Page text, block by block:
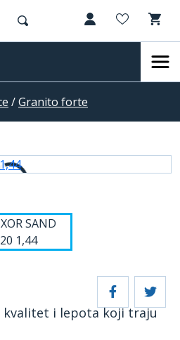
/Granito forte
kvalitet i lepota koji traju